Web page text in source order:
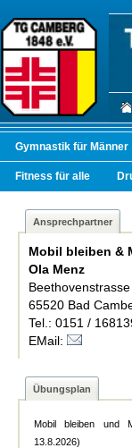
Gymnastik für Männer
Fitness für alle
Ansprechpartner
Mobil bleiben &
Ola Menz
65520 Bad
Tel.: 0151 /
EMail:
Übungsplan
Mobil bleiben und
13.8.2026)